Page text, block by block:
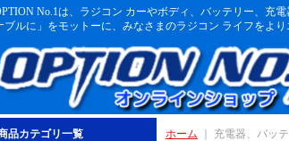
No.1は、ラジコン カーやボディ、バッテリー、充
ブルに」をモットーに、みなさまのラジコン ライフをよ
品カテゴリ一覧 ホーム ｜ 充電器、バッ